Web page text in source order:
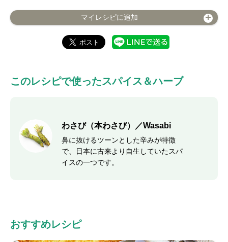
マイレシピに追加
このレシピで使ったスパイス＆ハーブ
わさび（本わさび）／Wasabi
鼻に抜けるツーンとした辛みが特徴
で、日本に古来より自生していたスパ
イスの一つです。
おすすめレシピ